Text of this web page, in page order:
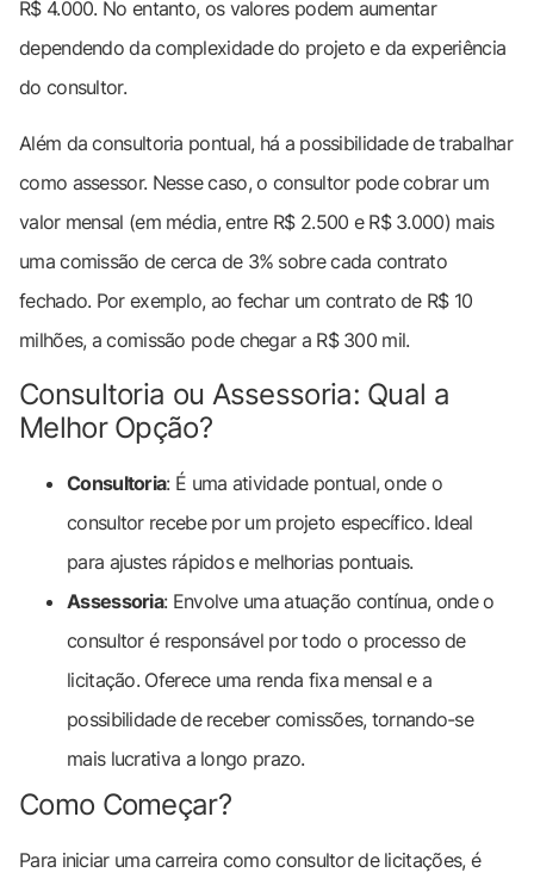
R$ 4.000. No entanto, os valores podem aumentar
dependendo da complexidade do projeto e da experiência
do consultor.
Além da consultoria pontual, há a possibilidade de trabalhar
como assessor. Nesse caso, o consultor pode cobrar um
valor mensal (em média, entre R$ 2.500 e R$ 3.000) mais
uma comissão de cerca de 3% sobre cada contrato
fechado. Por exemplo, ao fechar um contrato de R$ 10
milhões, a comissão pode chegar a R$ 300 mil.
Consultoria ou Assessoria: Qual a
Melhor Opção?
Consultoria: É uma atividade pontual, onde o
consultor recebe por um projeto específico. Ideal
para ajustes rápidos e melhorias pontuais.
Assessoria: Envolve uma atuação contínua, onde o
consultor é responsável por todo o processo de
licitação. Oferece uma renda fixa mensal e a
possibilidade de receber comissões, tornando-se
mais lucrativa a longo prazo.
Como Começar?
Para iniciar uma carreira como consultor de licitações, é